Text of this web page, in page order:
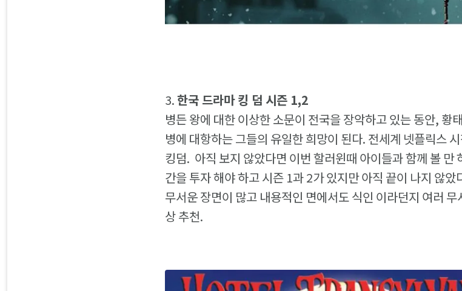
3.한국 드라마 킹 덤 시즌 1,2
병든 왕에 대한 이상한 소문이 전국을 장악하고 있는 동안, 황
병에 대항하는 그들의 유일한 희망이 된다. 전세계 넷플릭스
킹덤. 아직 보지 않았다면 이번 할러윈때 아이들과 함께 볼 만
간을 투자 해야 하고 시즌 1과 2가 있지만 아직 끝이 나지 않
무서운 장면이 많고 내용적인 면에서도 식인 이라던지 여러
상 추천.